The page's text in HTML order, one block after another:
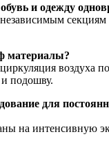
и одежду
материалы?
воздуха
и подошву.
для
на интенсивную